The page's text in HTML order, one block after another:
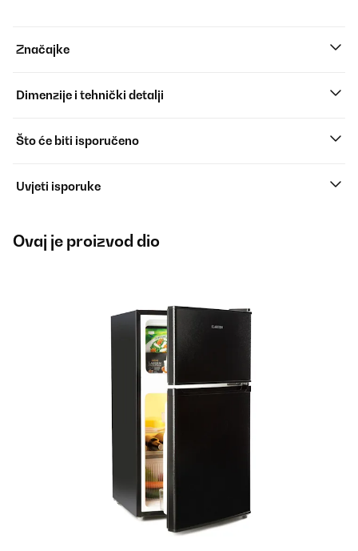
Značajke
Dimenzije i tehnički detalji
Što će biti isporučeno
Uvjeti isporuke
Ovaj je proizvod dio